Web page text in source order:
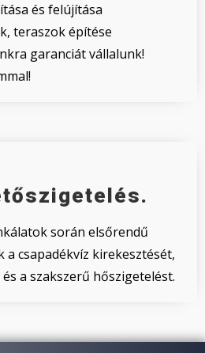
és felújítása
teraszok építése
garanciát vállalunk!
során elsőrendű
csapadékvíz kirekesztését,
a szakszerű hőszigetelést.